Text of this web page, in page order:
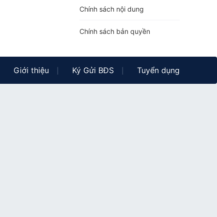
Chính sách nội dung
Chính sách bản quyền
Giới thiệu Ký Gửi BĐS Tuyển dụng